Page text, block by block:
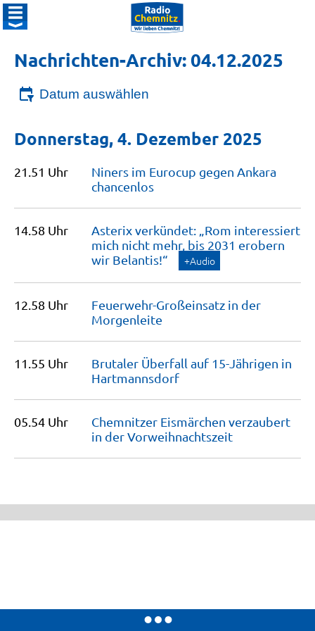
Nachrichten-Archiv: 04.12.2025
Datum auswählen
Donnerstag, 4. Dezember 2025
21.51 Uhr
Niners im Eurocup gegen Ankara
chancenlos
14.58 Uhr
Asterix verkündet: „Rom interessiert
mich nicht mehr, bis 2031 erobern
wir Belantis!“ +Audio
12.58 Uhr
Feuerwehr-Großeinsatz in der
Morgenleite
11.55 Uhr
Brutaler Überfall auf 15-Jährigen in
Hartmannsdorf
05.54 Uhr
Chemnitzer Eismärchen verzaubert
in derVorweihnachtszeit